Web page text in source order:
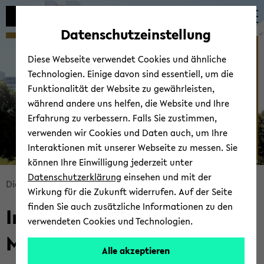
Automatische
vermeiden
zum
wechseln
zum
wechseln
zum
wechseln
Bread­
crumb
über­
sprin­
gen
Di­dak­tik der Ma­the­ma­tik Start­sei­te
Institut für Didaktik der
Mathematik
© Uni­ver­si­tät Bie­le­feld
In­sti­tut für Di­dak­tik der
Ma­the­ma­tik
Datenschutzeinstellung
Diese Webseite verwendet Cookies und ähnliche
Technologien. Einige davon sind essentiell, um die
Funktionalität der Website zu gewährleisten,
während andere uns helfen, die Website und Ihre
Erfahrung zu verbessern. Falls Sie zustimmen,
verwenden wir Cookies und Daten auch, um Ihre
Interaktionen mit unserer Webseite zu messen. Sie
können Ihre Einwilligung jederzeit unter
Datenschutzerklärung einsehen und mit der
Wirkung für die Zukunft widerrufen. Auf der Seite
finden Sie auch zusätzliche Informationen zu den
verwendeten Cookies und Technologien.
Alle akzeptieren